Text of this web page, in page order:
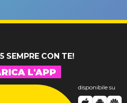
SEMPRE CON TE!
L'APP
disponibile su